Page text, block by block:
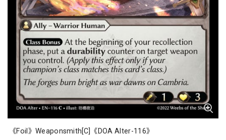
《Foil》Weaponsmith[C]《DOA Alter-116》